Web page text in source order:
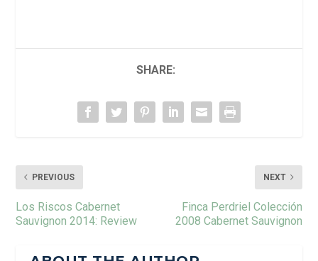
SHARE:
PREVIOUS
Los Riscos Cabernet
Sauvignon 2014: Review
NEXT
Finca Perdriel Colección
2008 Cabernet Sauvignon